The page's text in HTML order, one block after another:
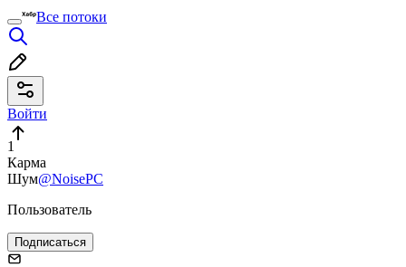
Все потоки
Войти
1
Карма
Шум@NoisePC
Пользователь
Подписаться